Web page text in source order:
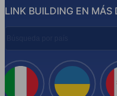
LINK BUILDING EN MÁS
España Italia